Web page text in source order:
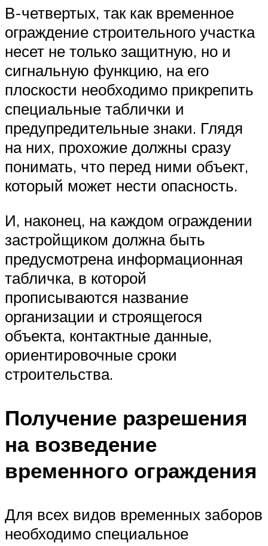
В-четвертых, так как временное
ограждение строительного участка
несет не только защитную, но и
сигнальную функцию, на его
плоскости необходимо прикрепить
специальные таблички и
предупредительные знаки. Глядя
на них, прохожие должны сразу
понимать, что перед ними объект,
который может нести опасность.
И, наконец, на каждом ограждении
застройщиком должна быть
предусмотрена информационная
табличка, в которой
прописываются название
организации и строящегося
объекта, контактные данные,
ориентировочные сроки
строительства.
Получение разрешения
на возведение
временного ограждения
Для всех видов временных заборов
необходимо специальное